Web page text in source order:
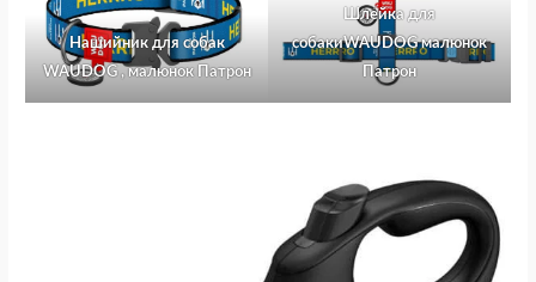
Нашийник для собак
WAUDOG , малюнок Патрон
Шлейка для
собакиWAUDOG малюнок
Патрон